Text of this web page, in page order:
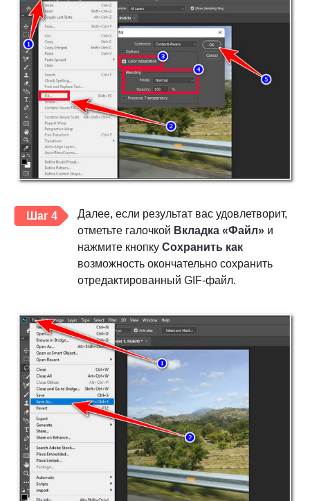
Шаг 4
Далее, если результат вас удовлетворит,
отметьте галочкой Вкладка «Файл» и
нажмите кнопку Сохранить как
возможность окончательно сохранить
отредактированный GIF-файл.